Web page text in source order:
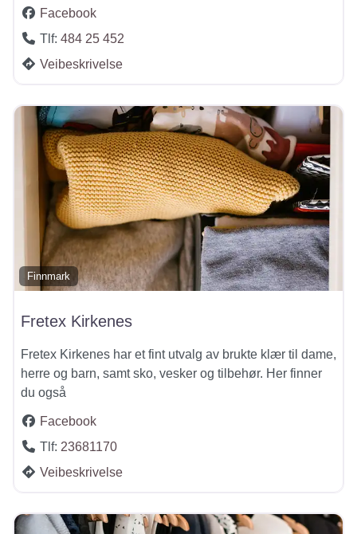
Facebook
Tlf: 484 25 452
Veibeskrivelse
Finnmark
Fretex Kirkenes
Fretex Kirkenes har et fint utvalg av brukte klær til dame,
herre og barn, samt sko, vesker og tilbehør. Her finner
du også
Facebook
Tlf: 23681170
Veibeskrivelse